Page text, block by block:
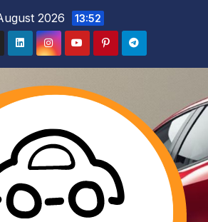
öffnen
2026 13:52